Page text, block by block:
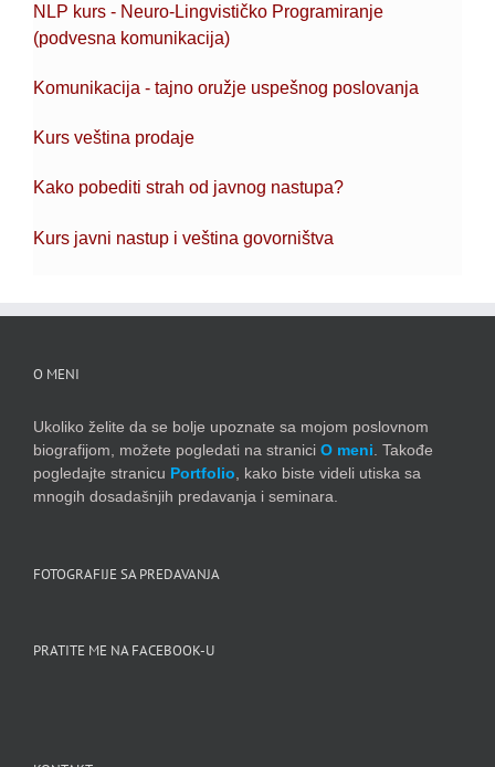
NLP kurs - Neuro-Lingvističko Programiranje
(podvesna komunikacija)
Komunikacija - tajno oružje uspešnog poslovanja
Kurs veština prodaje
Kako pobediti strah od javnog nastupa?
Kurs javni nastup i veština govorništva
O MENI
Ukoliko želite da se bolje upoznate sa mojom poslovnom
biografijom, možete pogledati na stranici O meni . Takođe
pogledajte stranicu Portfolio , kako biste videli utiska sa
mnogih dosadašnjih predavanja i seminara.
FOTOGRAFIJE SA PREDAVANJA
PRATITE ME NA FACEBOOK-U